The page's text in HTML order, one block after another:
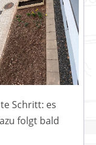
Schritt: es
folgt bald